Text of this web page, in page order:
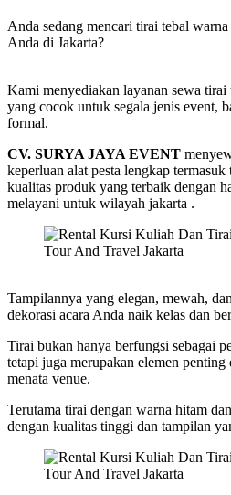
Anda sedang mencari tirai tebal
Anda di Jakarta?
Kami menyediakan layanan sewa
yang cocok untuk segala jenis event,
formal.
CV. SURYA JAYA EVENT
keperluan alat pesta lengkap
kualitas produk yang terbaik dengan
melayani untuk wilayah jakarta .
Tampilannya yang elegan, mewah,
dekorasi acara Anda naik kelas dan
Tirai bukan hanya berfungsi sebagai
tetapi juga merupakan elemen
menata venue.
Terutama tirai dengan warna hitam
dengan kualitas tinggi dan tampilan